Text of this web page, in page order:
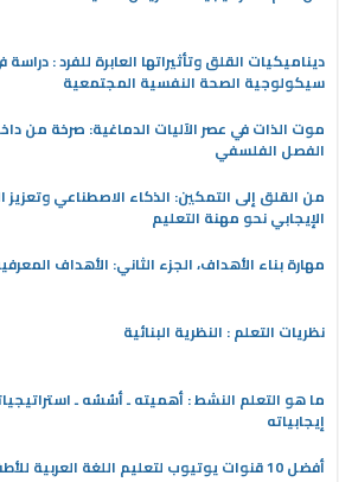
ديناميكيات القلق وتأثيراتها العابرة للفرد : دراسة
سيكولوجية الصحة النفسية المجتمعية
موت الذات في عصر الآليات الدماغية: صرخة من
الفصل الفلسفي
من القلق إلى التمكين: الذكاء الاصطناعي وتعزيز
الإيجابي نحو مهنة التعليم
مهارة بناء الأهداف، الجزء الثاني: الأهداف
نظريات التعلم : النظرية البنائية
ما هو التعلم النشط : أهميته ـ أسُسُه ـ
إيجابياته
أفضل 10 قنوات يوتيوب لتعليم اللغة العربية للأطفال